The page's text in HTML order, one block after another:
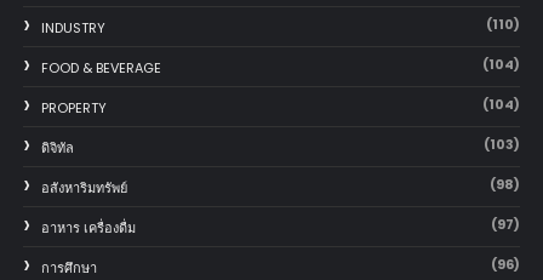
INDUSTRY (110)
FOOD & BEVERAGE (104)
PROPERTY (104)
ดิจิทัล (103)
อสังหาริมทรัพย์ (98)
อาหาร เครื่องดื่ม (97)
การศึกษา (96)